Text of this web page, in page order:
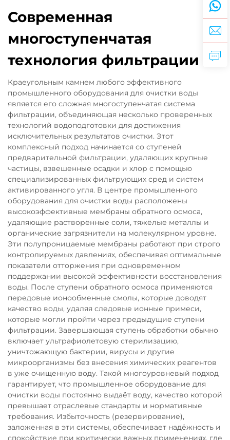
Современная
многоступенчатая
технология фильтрации
Краеугольным камнем любого эффективного
промышленного оборудования для очистки воды
является его сложная многоступенчатая система
фильтрации, объединяющая несколько проверенных
технологий водоподготовки для достижения
исключительных результатов очистки. Этот
комплексный подход начинается со ступеней
предварительной фильтрации, удаляющих крупные
частицы, взвешенные осадки и хлор с помощью
специализированных фильтрующих сред и систем
активированного угля. В центре промышленного
оборудования для очистки воды расположены
высокоэффективные мембраны обратного осмоса,
удаляющие растворённые соли, тяжёлые металлы и
органические загрязнители на молекулярном уровне.
Эти полупроницаемые мембраны работают при строго
контролируемых давлениях, обеспечивая оптимальные
показатели отторжения при одновременном
поддержании высокой эффективности восстановления
воды. После ступени обратного осмоса применяются
передовые ионообменные смолы, которые доводят
качество воды, удаляя следовые ионные примеси,
которые могли пройти через предыдущие ступени
фильтрации. Завершающая ступень обработки обычно
включает ультрафиолетовую стерилизацию,
уничтожающую бактерии, вирусы и другие
микроорганизмы без внесения химических реагентов
в уже очищенную воду. Такой многоуровневый подход
гарантирует, что промышленное оборудование для
очистки воды постоянно выдаёт воду, качество которой
превышает отраслевые стандарты и нормативные
требования. Избыточность (резервирование),
заложенная в эти системы, обеспечивает надёжность и
спокойствие при критически важных применениях, где